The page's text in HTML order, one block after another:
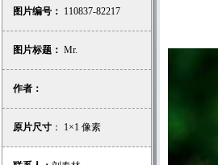
图片编号： 110837-82217
图片标题： Mr.
作者：
原片尺寸 ： 1×1 像素